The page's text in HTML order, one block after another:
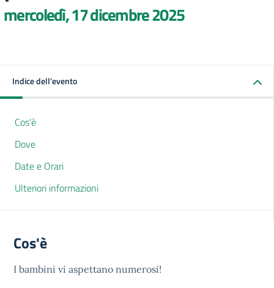
mercoledì, 17 dicembre 2025
Indice dell'evento
Cos'è
Dove
Date e Orari
Ulteriori informazioni
Cos'è
I bambini vi aspettano numerosi!